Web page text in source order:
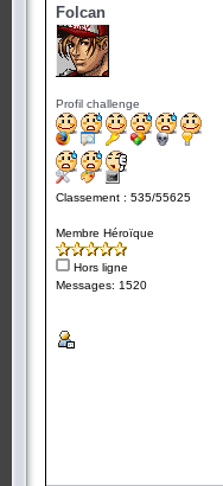
Folcan
Profil challenge
Classement : 535/55625
Membre Héroïque
Hors ligne
Messages: 1520